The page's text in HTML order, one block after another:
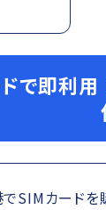
で即利
SIMカードを